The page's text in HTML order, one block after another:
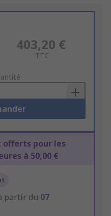
403,20 €
TTC
pour les
à 50,00 €
partir du 07